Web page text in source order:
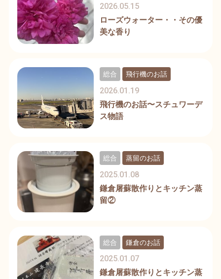
ローズウォーター・・その優
美な香り
2026.05.15
飛行機のお話〜スチュワーデ
ス物語
2026.01.19
総合 飛行機のお話
鎌倉屠蘇散作りとキッチン蒸
留②
2025.01.08
総合 蒸留のお話
鎌倉屠蘇散作りとキッチン蒸
2025.01.07
総合 鎌倉のお話